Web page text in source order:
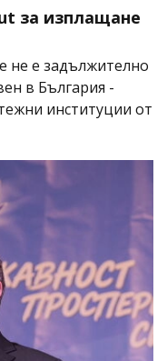
за изплащане
не е задължително
в България -
институции от